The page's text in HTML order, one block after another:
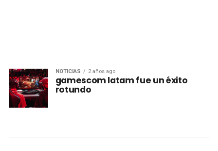
NOTICIAS 2 años ago
gamescom latam fue un éxito
rotundo